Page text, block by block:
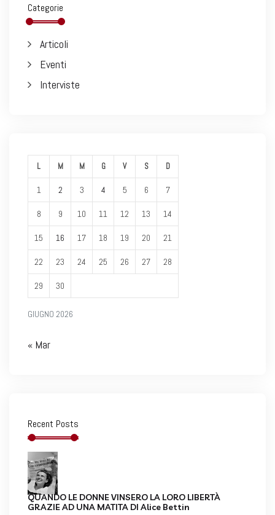
Categorie
Articoli
Eventi
Interviste
GIUGNO 2026
L M M G V S D
1 2 3 4 5 6 7
8 9 10 11 12 13 14
15 16 17 18 19 20 21
22 23 24 25 26 27 28
29 30
« Mar
Recent Posts
QUANDO LE DONNE VINSERO LA LORO LIBERTÀ
GRAZIE AD UNA MATITA DI Alice Bettin